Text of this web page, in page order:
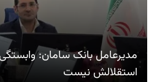
مدیرعامل بانک سامان:
استقلالش نیست